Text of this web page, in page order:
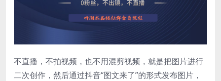
不直播，不拍视频，也不用混剪视频，就是把图片进行
二次创作，然后通过抖音“图文来了”的形式发布图片，